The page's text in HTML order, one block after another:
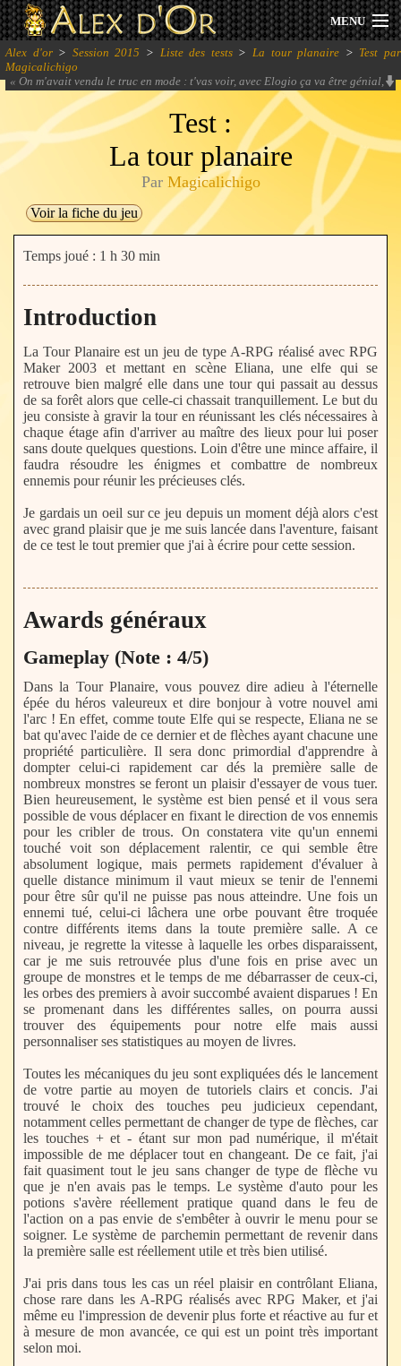
MENU
Actualités
Session 2026
Archives
Communauté
Se connecter
S'inscrire
Alex d'or> Session 2015 > Liste des tests>La tour planaire > Test par
Magicalichigo
« On m'avait vendu le truc en mode : t'vas voir, avec Elogio ça va être génial,
y'aura rien à faire.
Test :
La tour planaire
Par Magicalichigo
Voir la fiche du jeu
Temps joué : 1 h 30 min
Introduction
La Tour Planaire est un jeu de type A-RPG réalisé avec RPG
Maker 2003 et mettant en scène Eliana, une elfe qui se
retrouve bien malgré elle dans une tour qui passait au dessus
de sa forêt alors que celle-ci chassait tranquillement. Le but du
jeu consiste à gravir la tour en réunissant les clés nécessaires à
chaque étage afin d'arriver au maître des lieux pour lui poser
sans doute quelques questions. Loin d'être une mince affaire, il
faudra résoudre les énigmes et combattre de nombreux
ennemis pour réunir les précieuses clés.
Je gardais un oeil sur ce jeu depuis un moment déjà alors c'est
avec grand plaisir que je me suis lancée dans l'aventure, faisant
de ce test le tout premier que j'ai à écrire pour cette session.
Awards généraux
Gameplay (Note : 4/5)
Dans la Tour Planaire, vous pouvez dire adieu à l'éternelle
épée du héros valeureux et dire bonjour à votre nouvel ami
l'arc ! En effet, comme toute Elfe qui se respecte, Eliana ne se
bat qu'avec l'aide de ce dernier et de flèches ayant chacune une
propriété particulière. Il sera donc primordial d'apprendre à
dompter celui-ci rapidement car dés la première salle de
nombreux monstres se feront un plaisir d'essayer de vous tuer.
Bien heureusement, le système est bien pensé et il vous sera
possible de vous déplacer en fixant le direction de vos ennemis
pour les cribler de trous. On constatera vite qu'un ennemi
touché voit son déplacement ralentir, ce qui semble être
absolument logique, mais permets rapidement d'évaluer à
quelle distance minimum il vaut mieux se tenir de l'ennemi
pour être sûr qu'il ne puisse pas nous atteindre. Une fois un
ennemi tué, celui-ci lâchera une orbe pouvant être troquée
contre différents items dans la toute première salle. A ce
niveau, je regrette la vitesse à laquelle les orbes disparaissent,
car je me suis retrouvée plus d'une fois en prise avec un
groupe de monstres et le temps de me débarrasser de ceux-ci,
les orbes des premiers à avoir succombé avaient disparues ! En
se promenant dans les différentes salles, on pourra aussi
trouver des équipements pour notre elfe mais aussi
personnaliser ses statistiques au moyen de livres.
Toutes les mécaniques du jeu sont expliquées dés le lancement
de votre partie au moyen de tutoriels clairs et concis. J'ai
trouvé le choix des touches peu judicieux cependant,
notamment celles permettant de changer de type de flèches, car
les touches + et - étant sur mon pad numérique, il m'était
impossible de me déplacer tout en changeant. De ce fait, j'ai
fait quasiment tout le jeu sans changer de type de flèche vu
que je n'en avais pas le temps. Le système d'auto pour les
potions s'avère réellement pratique quand dans le feu de
l'action on a pas envie de s'embêter à ouvrir le menu pour se
soigner. Le système de parchemin permettant de revenir dans
la première salle est réellement utile et très bien utilisé.
J'ai pris dans tous les cas un réel plaisir en contrôlant Eliana,
chose rare dans les A-RPG réalisés avec RPG Maker, et j'ai
même eu l'impression de devenir plus forte et réactive au fur et
à mesure de mon avancée, ce qui est un point très important
selon moi.